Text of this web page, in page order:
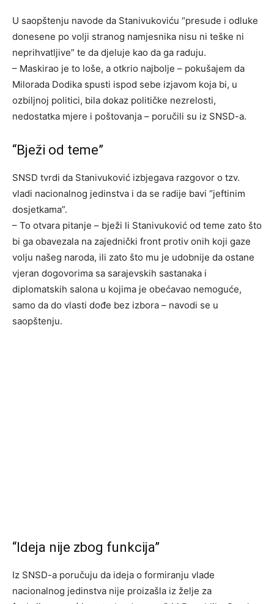
U saopštenju navode da Stanivukoviću “presude i odluke
donesene po volji stranog namjesnika nisu ni teške ni
neprihvatljive” te da djeluje kao da ga raduju.
– Maskirao je to loše, a otkrio najbolje – pokušajem da
Milorada Dodika spusti ispod sebe izjavom koja bi, u
ozbiljnoj politici, bila dokaz političke nezrelosti,
nedostatka mjere i poštovanja – poručili su iz SNSD-a.
“Bježi od teme”
SNSD tvrdi da Stanivuković izbjegava razgovor o tzv.
vladi nacionalnog jedinstva i da se radije bavi “jeftinim
dosjetkama”.
– To otvara pitanje – bježi li Stanivuković od teme zato što
bi ga obavezala na zajednički front protiv onih koji gaze
volju našeg naroda, ili zato što mu je udobnije da ostane
vjeran dogovorima sa sarajevskih sastanaka i
diplomatskih salona u kojima je obećavao nemoguće,
samo da do vlasti dođe bez izbora – navodi se u
saopštenju.
“Ideja nije zbog funkcija”
Iz SNSD-a poručuju da ideja o formiranju vlade
nacionalnog jedinstva nije proizašla iz želje za